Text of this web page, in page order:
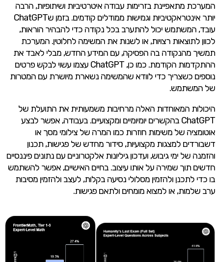
המערכת מתאפיינת בזרימות עבודה איטרטיביות ושיתופיות, הרבה
יותר אינטראקטיביות וגמישות ממודלים קודמים. בזמן שChatGPT
עובד, המשתמש יכול להתערב בכל נקודה כדי להבהיר הוראות,
לכוון לתוצאות רצויות, או לשנות את המשימה לחלוטין. המערכת
תמשיך מהנקודה בה הפסיקה, עם המידע החדש, מבלי לאבד את
ההתקדמות הקודמת. כמו כן, ChatGPT עצמו עשוי לבקש פרטים
נוספים כשצריך כדי לוודא שהמשימה נשארת מיושרת עם המטרות
של המשתמש.
היכולות המאוחדות האלה מרחיבות משמעותית את התועלת של
ChatGPT בהקשרים יומיומיים ומקצועיים. בעבודה, אפשר לבצע
אוטומציה של משימות חוזרות כמו המרה של צילומי מסך או
דשבורדים למצגות מקצועיות, סידור מחדש של פגישות, תכנון
והזמנה של ימי גיבוש, ועדכון גיליונות אלקטרוניים עם נתונים פיננסיים
חדשים תוך שמירה על אותו עיצוב. בחיים האישיים, אפשר להשתמש
בו כדי לתכנן ולהזמין מסלולי נסיעה בקלות, לעצב ולהזמין מסיבות
ערב שלמות, או למצוא מומחים ולתאם פגישות.